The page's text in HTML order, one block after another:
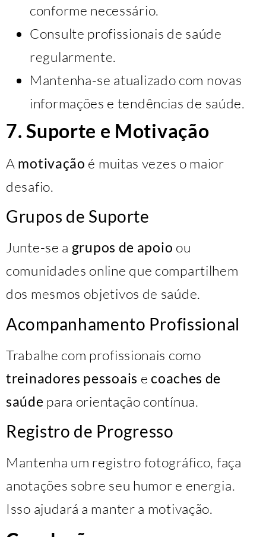
conforme necessário.
Consulte profissionais de saúde
regularmente.
Mantenha-se atualizado com novas
informações e tendências de saúde.
7. Suporte e Motivação
A motivação é muitas vezes o maior
desafio.
Grupos de Suporte
Junte-se a grupos de apoio ou
comunidades online que compartilhem
dos mesmos objetivos de saúde.
Acompanhamento Profissional
Trabalhe com profissionais como
treinadores pessoais ecoaches de
saúde para orientação contínua.
Registro de Progresso
Mantenha um registro fotográfico, faça
anotações sobre seu humor e energia.
Isso ajudará a manter a motivação.